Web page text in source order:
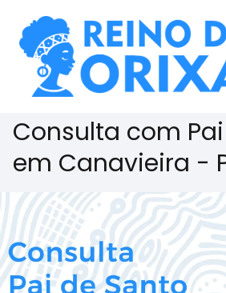
Consulta com
em Canavieira -